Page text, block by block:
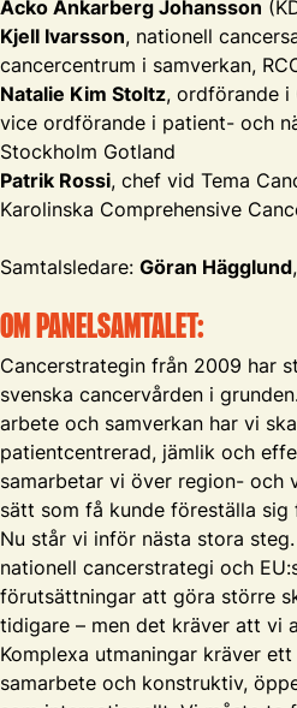
Acko Ankarberg Johansson
Kjell Ivarsson, nationell
cancercentrum i samverkan,
Natalie Kim Stoltz, ordförande i
vice ordförande i patient- och
Stockholm Gotland
Patrik Rossi, chef vid Tema
Karolinska Comprehensive
Samtalsledare: Göran Hägglund
OM PANELSAMTALET:
Cancerstrategin från 2009 har
svenska cancervården i
arbete och samverkan har vi
patientcentrerad, jämlik och
samarbetar vi över region- och
sätt som få kunde föreställa
Nu står vi inför nästa stora
nationell cancerstrategi och
förutsättningar att göra större
tidigare – men det kräver att vi
Komplexa utmaningar kräver
samarbete och konstruktiv,